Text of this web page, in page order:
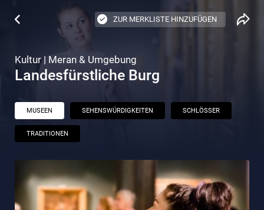
ZUR MERKLISTE HINZUFÜGEN
Kultur | Meran & Umgebung
Landesfürstliche Burg
MUSEEN SEHENSWÜRDIGKEITEN SCHLÖSSER
TRADITIONEN